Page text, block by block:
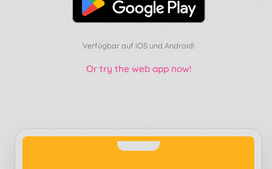
Verfügbar auf iOS und Android!
Or try the web app now!